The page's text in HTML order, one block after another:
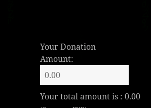
Your Donation
Amount:
Your total amount is :0.00